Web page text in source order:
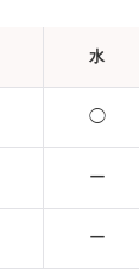
水
◯
ー
ー